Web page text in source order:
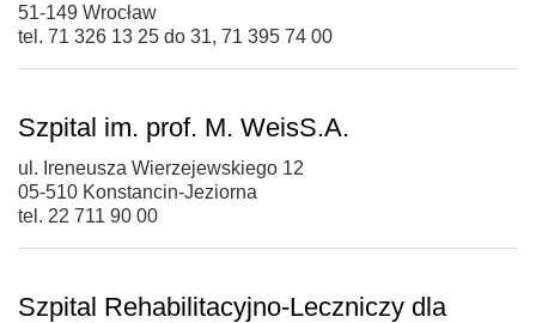
51-149 Wrocław
tel. 71 326 13 25 do 31, 71 395 74 00
Szpital im. prof. M. WeisS.A.
ul. Ireneusza Wierzejewskiego 12
05-510 Konstancin-Jeziorna
tel. 22 711 90 00
Szpital Rehabilitacyjno-Leczniczy dla